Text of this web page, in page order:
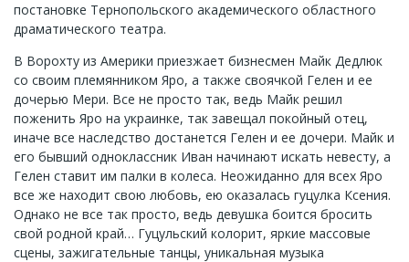
постановке Тернопольского академического областного
драматического театра.
В Ворохту из Америки приезжает бизнесмен Майк Дедлюк
со своим племянником Яро, а также своячкой Гелен и ее
дочерью Мери. Все не просто так, ведь Майк решил
поженить Яро на украинке, так завещал покойный отец,
иначе все наследство достанется Гелен и ее дочери. Майк и
его бывший одноклассник Иван начинают искать невесту, а
Гелен ставит им палки в колеса. Неожиданно для всех Яро
все же находит свою любовь, ею оказалась гуцулка Ксения.
Однако не все так просто, ведь девушка боится бросить
свой родной край… Гуцульский колорит, яркие массовые
сцены, зажигательные танцы, уникальная музыка